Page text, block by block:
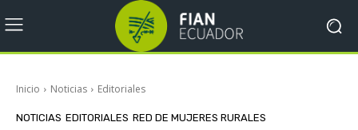
Inicio Noticias Editoriales
NOTICIAS EDITORIALES RED DE MUJERES RURALES